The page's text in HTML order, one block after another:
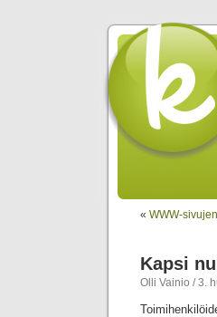
« WWW-
Kapsi
Olli Vainio / 3.